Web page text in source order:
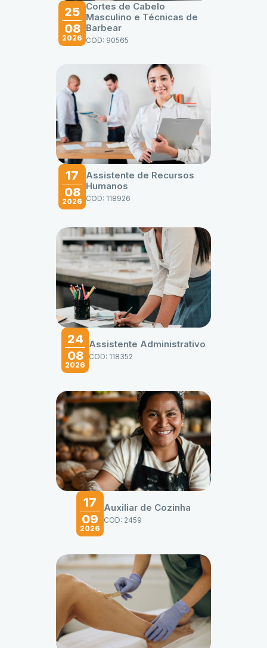
25
08
2026
Cortes de Cabelo
Masculino e Técnicas de
Barbear
COD: 90565
17
08
2026
Assistente de Recursos
Humanos
COD: 118926
24
08
2026
Assistente Administrativo
COD: 118352
17
09
2026
Auxiliar de Cozinha
COD: 2459